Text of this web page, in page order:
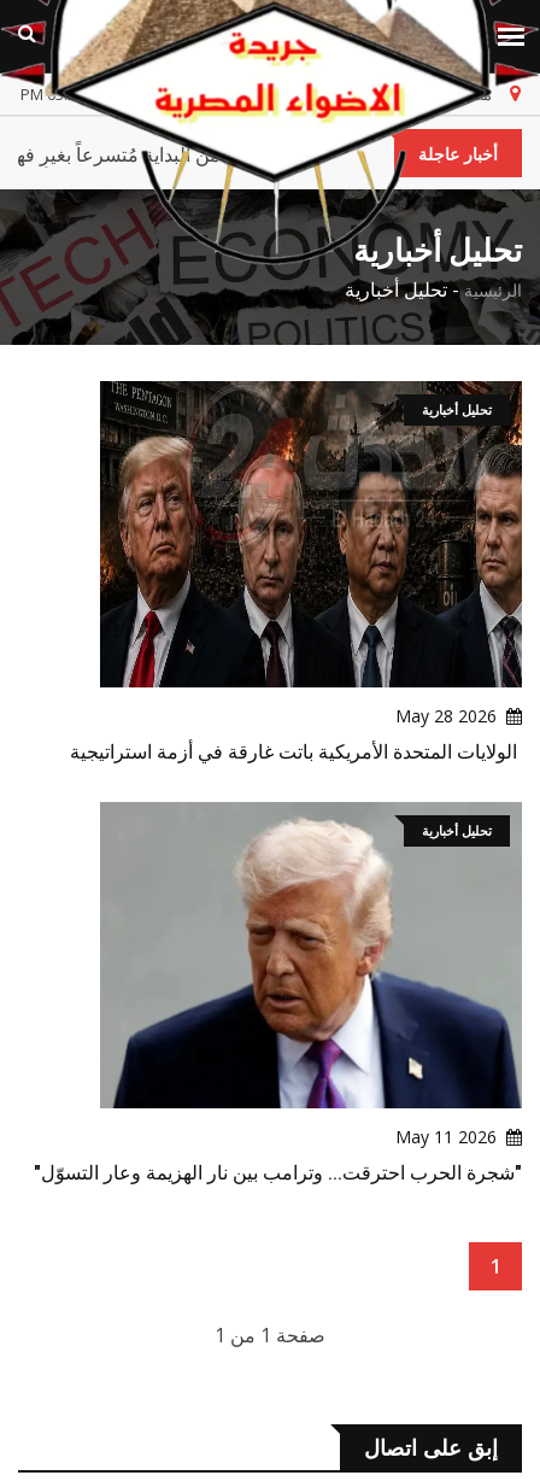
مصر الخميس، ٦ أغسطس ٢٠٢٦ أخر تحديث 03:50:33 PM
أخبار عاجلة
فهل الطريق إلى قلبُه صعب أم إختيارى من البداية مُتسرعاً بغيرِ
تحليل أخبارية
الرئيسية-تحليل أخبارية
تحليل أخبارية
2026 May 28
الولايات المتحدة الأمريكية باتت غارقة في أزمة استراتيجية
تحليل أخبارية
2026 May 11
"شجرة الحرب احترقت... وترامب بين نار الهزيمة وعار التسوّل"
1
صفحة 1 من 1
إبق على اتصال